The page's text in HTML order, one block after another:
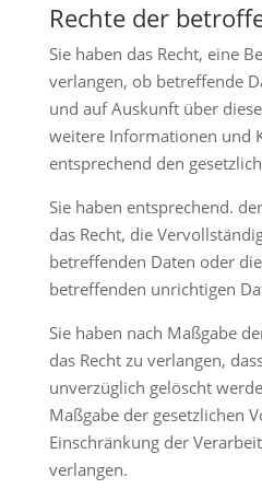
Rechte der
Sie haben das Recht, eine
verlangen, ob betreffende
und auf Auskunft über
weitere Informationen und
entsprechend den
Sie haben entsprechend.
das Recht, die
betreffenden Daten oder
betreffenden unrichtigen
Sie haben nach Maßgabe
das Recht zu verlangen,
unverzüglich gelöscht
Maßgabe der gesetzlichen
Einschränkung der
verlangen.